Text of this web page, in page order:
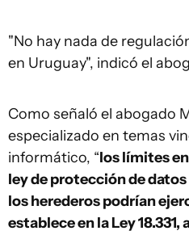
"No hay nada de
en Uruguay", indicó el
Como señaló el abogado
especializado en temas
informático, “los límites
ley de protección de
los herederos podrían
establece en la Ley